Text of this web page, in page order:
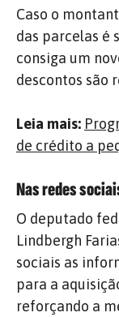
Caso o
das parcelas é
consiga um
descontos são
Leia mais:
de crédito a
Nas redes
O deputado
Lindbergh
sociais as
para a
reforçando a